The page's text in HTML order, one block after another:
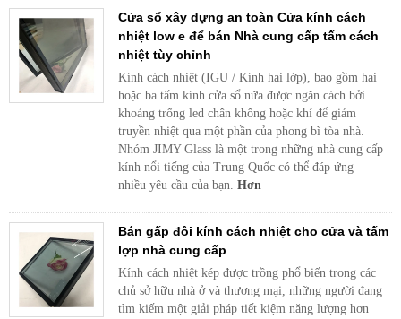
Cửa sổ xây dựng an toàn Cửa kính cách
nhiệt low e để bán Nhà cung cấp tấm cách
nhiệt tùy chỉnh
Kính cách nhiệt (IGU / Kính hai lớp), bao gồm hai
hoặc ba tấm kính cửa sổ nữa được ngăn cách bởi
khoảng trống led chân không hoặc khí để giảm
truyền nhiệt qua một phần của phong bì tòa nhà.
Nhóm JIMY Glass là một trong những nhà cung cấp
kính nổi tiếng của Trung Quốc có thể đáp ứng
nhiều yêu cầu của bạn. Hơn
Bán gấp đôi kính cách nhiệt cho cửa và tấm
lợp nhà cung cấp
Kính cách nhiệt kép được trồng phổ biến trong các
chủ sở hữu nhà ở và thương mại, những người đang
tìm kiếm một giải pháp tiết kiệm năng lượng hơn